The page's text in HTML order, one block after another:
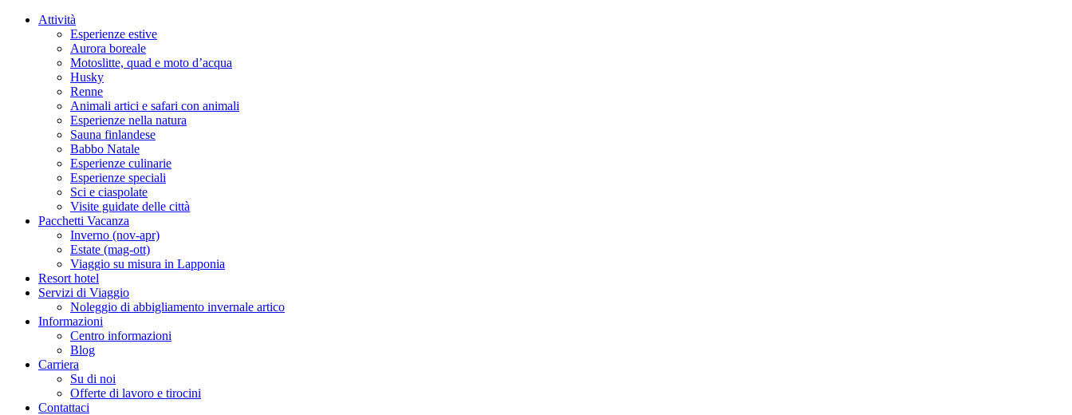
Attività
Esperienze estive
Aurora boreale
Motoslitte, quad e moto d’acqua
Husky
Renne
Animali artici e safari con animali
Esperienze nella natura
Sauna finlandese
Babbo Natale
Esperienze culinarie
Esperienze speciali
Sci e ciaspolate
Visite guidate delle città
Pacchetti Vacanza
Inverno (nov-apr)
Estate (mag-ott)
Viaggio su misura in Lapponia
Resort hotel
Servizi di Viaggio
Noleggio di abbigliamento invernale artico
Informazioni
Centro informazioni
Blog
Carriera
Su di noi
Offerte di lavoro e tirocini
Contattaci